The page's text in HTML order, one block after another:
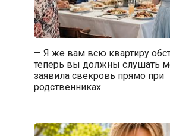
— Я же вам всю квартиру
теперь вы должны слушать
заявила свекровь прямо при
родственниках